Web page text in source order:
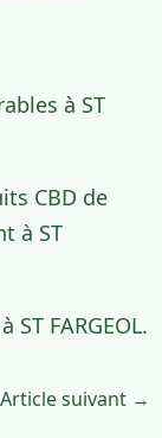
à ST
CBD de
à ST
FARGEOL.
Article suivant →